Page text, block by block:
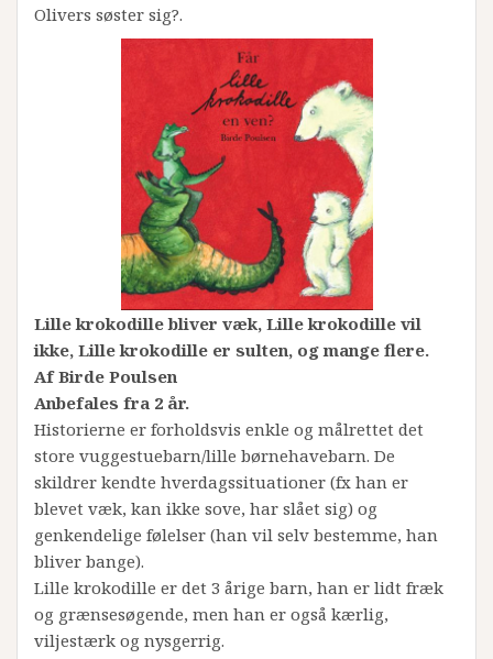
Olivers søster sig?.
Lille krokodille bliver væk, Lille krokodille vil
ikke, Lille krokodille er sulten, og mange flere.
Af Birde Poulsen
Anbefales fra 2 år.
Historierne er forholdsvis enkle og målrettet det
store vuggestuebarn/lille børnehavebarn. De
skildrer kendte hverdagssituationer (fx han er
blevet væk, kan ikke sove, har slået sig) og
genkendelige følelser (han vil selv bestemme, han
bliver bange).
Lille krokodille er det 3 årige barn, han er lidt fræk
og grænsesøgende, men han er også kærlig,
viljestærk og nysgerrig.